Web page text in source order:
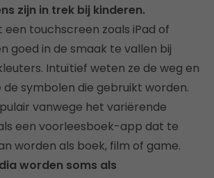
zijn in trek bij kinderen.
een touchscreen zoals iPad of
goed in de smaak te vallen bij
Intuïtief weten ze de weg en
de symbolen die gebruikt worden.
vanwege het variërende
een voorleesboek-app dat te
worden als boek, film of game.
worden soms als